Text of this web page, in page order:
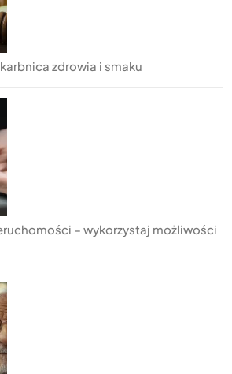
zdrowia i smaku
– wykorzystaj możliwości